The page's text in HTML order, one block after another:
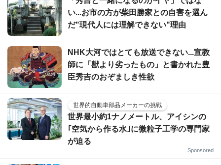
い...お市の方が柴田勝家との自害を選ん
だ"現代人には理解できない"理由
NHK大河ではとても放送できない...宣教
師に「獣より劣ったもの」と書かれた豊
臣秀吉のおぞましき性欲
世界的自動車部品メーカーの挑戦
世界最小約1ナノメートル、アイシンの
｢空気から作る水｣に微粒子工学の専門家
が迫る
Sponsored